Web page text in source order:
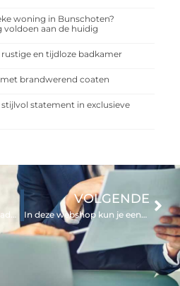
woning in Bunschoten?
voldoen aan de huidig
en tijdloze badkamer
brandwerend coaten
statement in exclusieve
Unieke kunststof zwembaden van een echte specialist
VOLGENDE
In deze webshop kun je eenvoudig een schuimblusser kopen voor het bestrijden van brand